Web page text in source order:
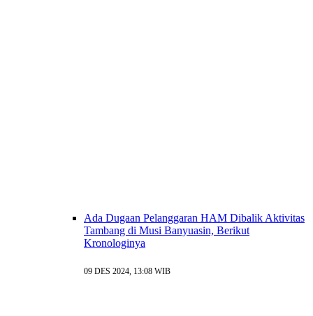
Ada Dugaan Pelanggaran HAM Dibalik Aktivitas
Tambang di Musi Banyuasin, Berikut
Kronologinya
09 DES 2024, 13:08 WIB